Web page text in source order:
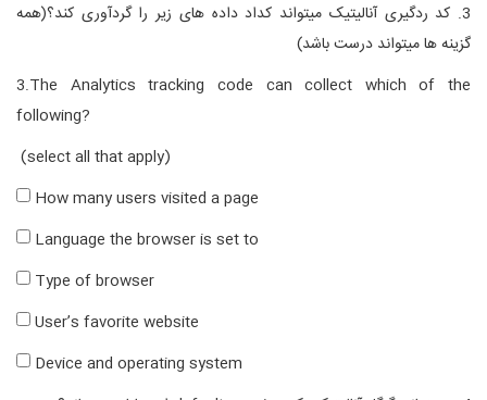
3. کد ردگیری آنالیتیک میتواند کداد داده های زیر را گردآوری کند؟(همه
گزینه ها میتواند درست باشد)
3.The Analytics tracking code can collect which of the
following?
(select all that apply)
How many users visited a page
Language the browser is set to
Type of browser
User’s favorite website
Device and operating system